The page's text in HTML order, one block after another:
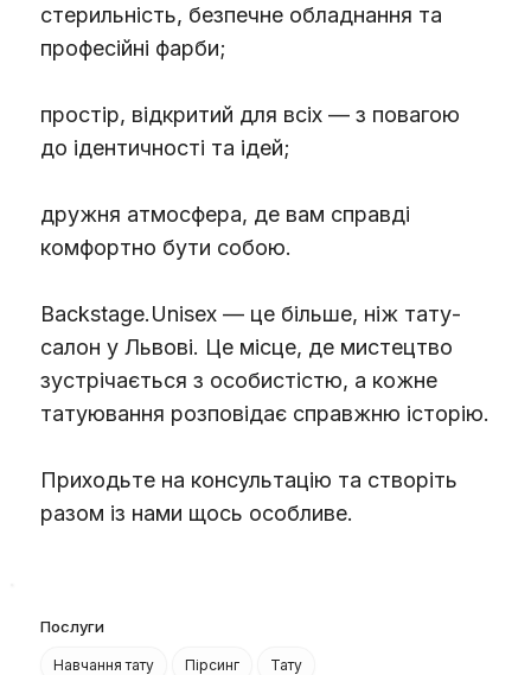
стерильність, безпечне обладнання та
професійні фарби;
простір, відкритий для всіх — з повагою
до ідентичності та ідей;
дружня атмосфера, де вам справді
комфортно бути собою.
Backstage.Unisex — це більше, ніж тату-
салон у Львові. Це місце, де мистецтво
зустрічається з особистістю, а кожне
татуювання розповідає справжню історію.
Приходьте на консультацію та створіть
разом із нами щось особливе.
Послуги
Навчання тату Пірсинг Тату